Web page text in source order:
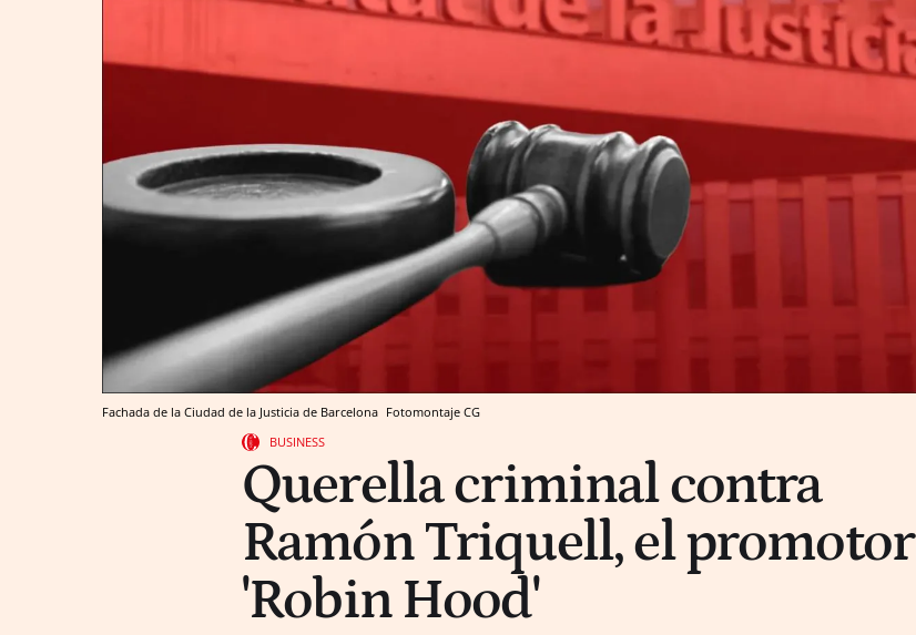
Fachada de la Ciudad de la Justicia de Barcelona Fotomontaje CG
BUSINESS
Querella criminal contra
Ramón Triquell, el promotor
'Robin Hood'